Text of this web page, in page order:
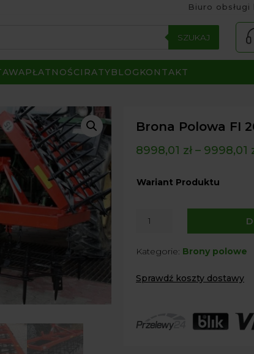
Biuro
SZUKAJ
PŁATNOŚCI RATYBLOG KONTAKT
Brona Polowa FI
8998,01 zł – 9998,01
Wariant Produktu
FI
Demarol
Kategorie: Brony polowe
Sprawdź koszty dostawy
Agrol transport: 200 zł
Agrol transport gabaryty: